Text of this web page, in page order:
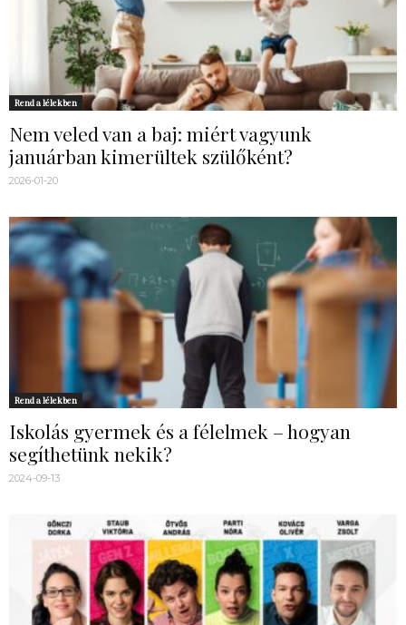
Rend a lélekben
Nem veled van a baj: miért vagyunk
januárban kimerültek szülőként?
2026-01-20
Rend a lélekben
Iskolás gyermek és a félelmek – hogyan
segíthetünk nekik?
2024-09-13